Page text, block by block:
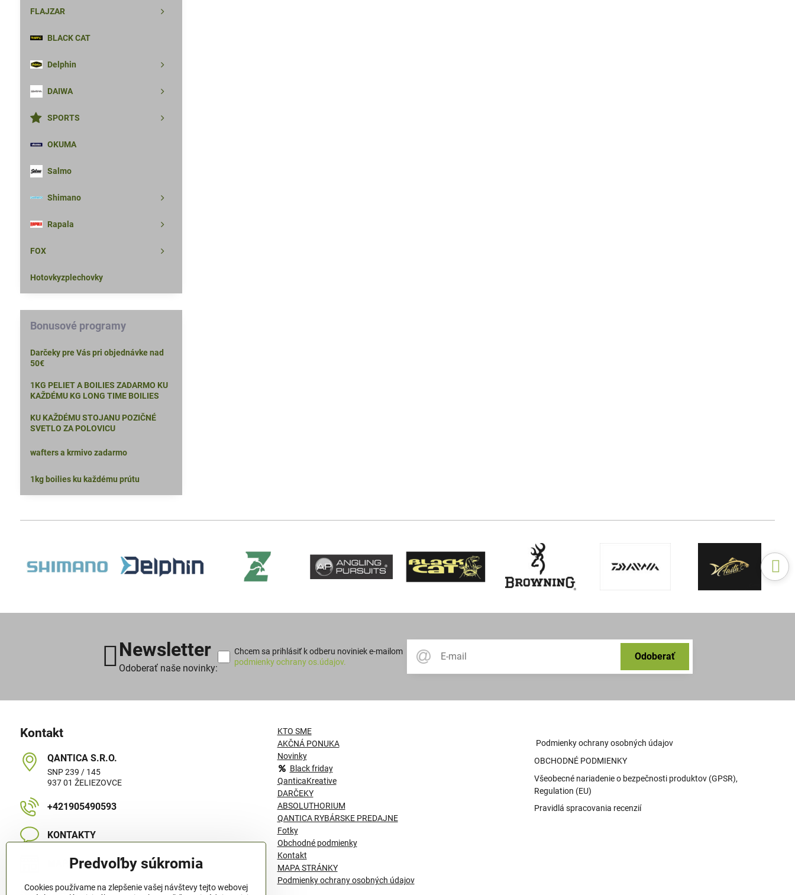
FLAJZAR
BLACK CAT
Delphin
DAIWA
SPORTS
OKUMA
Salmo
Shimano
Rapala
FOX
Hotovkyzplechovky
Bonusové programy
Darčeky pre Vás pri objednávke nad
50€
1KG PELIET A BOILIES ZADARMO KU
KAŽDÉMU KG LONG TIME BOILIES
KU KAŽDÉMU STOJANU POZIČNÉ
SVETLO ZA POLOVICU
wafters a krmivo zadarmo
1kg boilies ku každému prútu
Newsletter
Odoberať naše novinky:
Odoberať
Chcem sa prihlásiť k odberu noviniek e-mailom
podmienky ochrany os.údajov.
Kontakt
QANTICA S​.R​.O​.
SNP 239 / 145
937 01 ŽELIEZOVCE
+421905490593
KONTAKTY
MAPA STRÁNKY
KTO SME
AKČNÁ PONUKA
Novinky
Black friday
QanticaKreative
DARČEKY
ABSOLUTHORIUM
QANTICA RYBÁRSKE PREDAJNE
Fotky
Obchodné podmienky
Kontakt
MAPA STRÁNKY
Podmienky ochrany osobných údajov
Podmienky ochrany osobných údajov
OBCHODNÉ PODMIENKY
Všeobecné nariadenie o bezpečnosti produktov (GPSR),
Regulation (EU)
Pravidlá spracovania recenzií
Predvoľby súkromia
Cookies používame na zlepšenie vašej návštevy tejto webovej